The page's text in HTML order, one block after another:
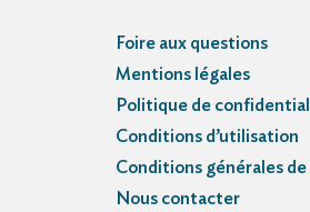
Foire aux questions
Mentions légales
Politique de
Conditions d’utilisation
Conditions générales
Nous contacter